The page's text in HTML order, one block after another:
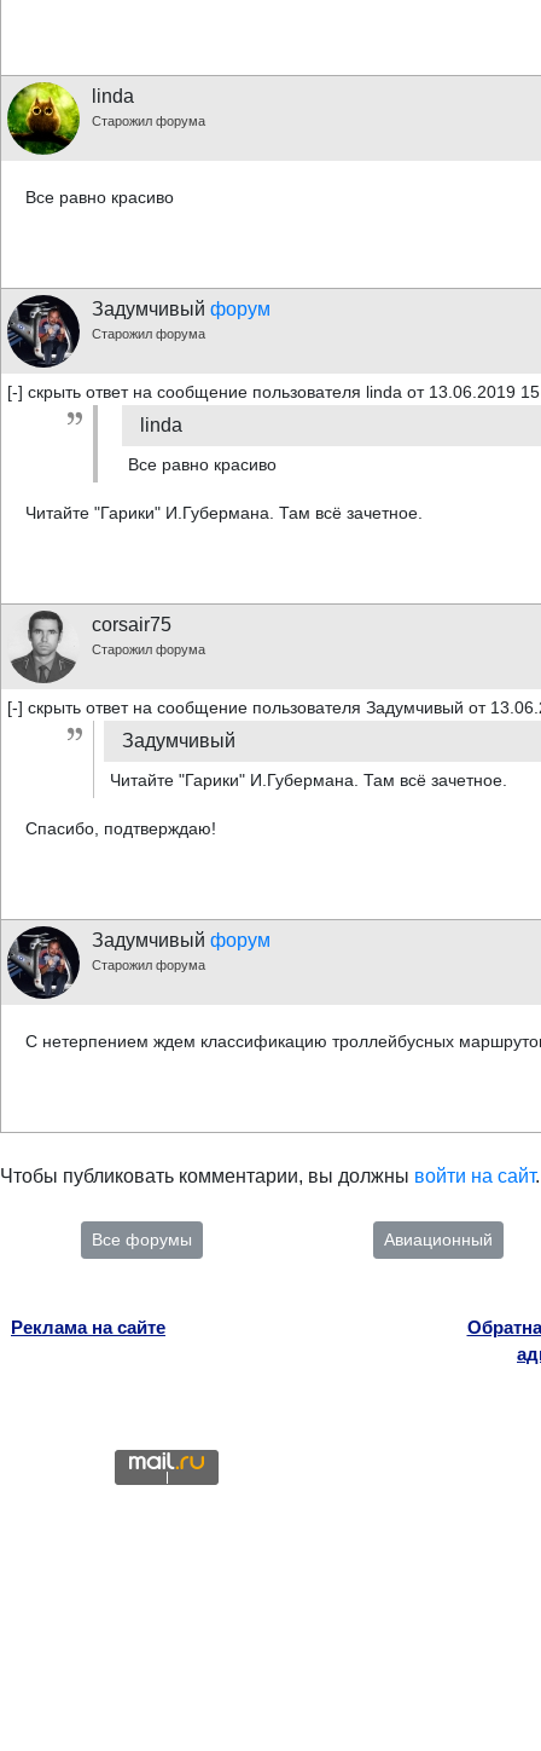
linda
Старожил форума
Все равно красиво
Задумчивый форум
Старожил форума
[-] скрыть ответ на сообщение пользователя linda от 13.06.2019
linda
Все равно красиво
Читайте "Гарики" И.Губермана. Там всё зачетное.
corsair75
Старожил форума
[-] скрыть ответ на сообщение пользователя Задумчивый от
Задумчивый
Читайте "Гарики" И.Губермана. Там всё зачетное.
Спасибо, подтверждаю!
Задумчивый форум
Старожил форума
С нетерпением ждем классификацию троллейбусных
Чтобы публиковать комментарии, вы должны войти на сайт.
Все форумы Авиационный
Реклама на сайте